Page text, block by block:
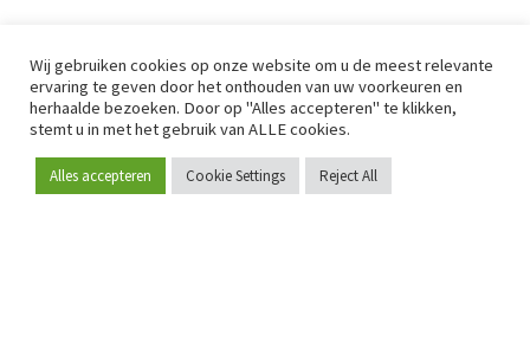
Word lid
Wij gebruiken cookies op onze website om u de meest relevante
ervaring te geven door het onthouden van uw voorkeuren en
herhaalde bezoeken. Door op "Alles accepteren" te klikken,
stemt u in met het gebruik van ALLE cookies.
Alles accepteren Cookie Settings Reject All